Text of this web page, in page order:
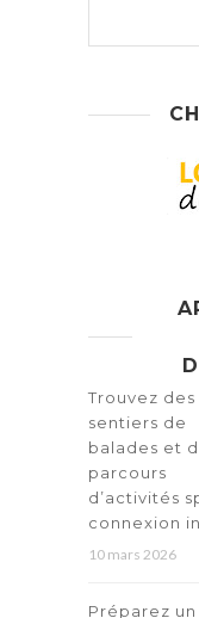
Trouvez des
sentiers de
balades et
parcours
d’activités
connexion
10 mars 2026
Préparez un